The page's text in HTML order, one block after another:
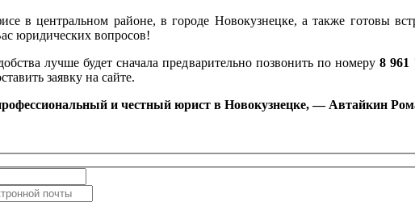
в центральном районе, в городе Новокузнецке, а также готовы
юридических вопросов!
лучше будет сначала предварительно позвонить по номеру8 961
заявку на сайте.
и честный юрист в Новокузнецке, — Автайкин